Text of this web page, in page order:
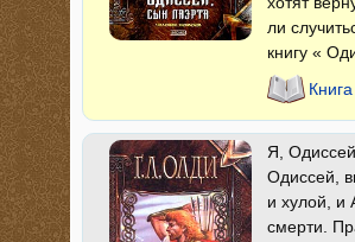
ли
книгу «
Я,
Одиссей,
и хулой, и
смерти.